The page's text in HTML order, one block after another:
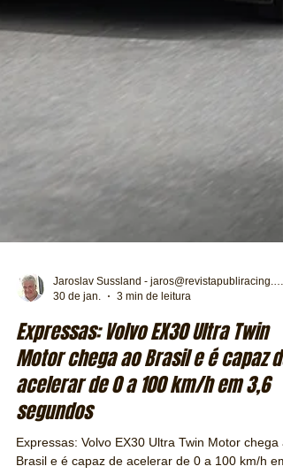
Jaroslav Sussland - jaros@revistapubliracing.com.br
30 de jan.
3 min de leitura
Expressas: Volvo EX30 Ultra Twin
Motor chega ao Brasil e é capaz de
acelerar de 0 a 100 km/h em 3,6